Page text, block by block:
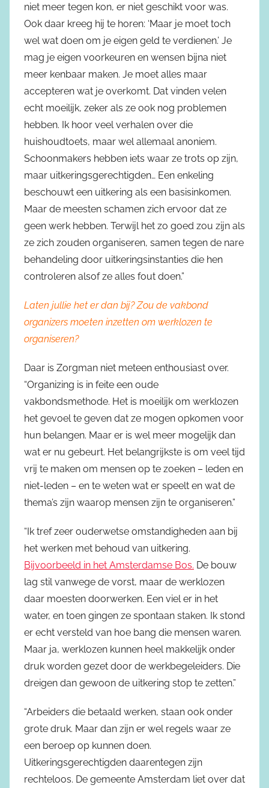
niet meer tegen kon, er niet geschikt voor was.
Ook daar kreeg hij te horen: ‘Maar je moet toch
wel wat doen om je eigen geld te verdienen.’ Je
mag je eigen voorkeuren en wensen bijna niet
meer kenbaar maken. Je moet alles maar
accepteren wat je overkomt. Dat vinden velen
echt moeilijk, zeker als ze ook nog problemen
hebben. Ik hoor veel verhalen over die
huishoudtoets, maar wel allemaal anoniem.
Schoonmakers hebben iets waar ze trots op zijn,
maar uitkeringsgerechtigden… Een enkeling
beschouwt een uitkering als een basisinkomen.
Maar de meesten schamen zich ervoor dat ze
geen werk hebben. Terwijl het zo goed zou zijn als
ze zich zouden organiseren, samen tegen de nare
behandeling door uitkeringsinstanties die hen
controleren alsof ze alles fout doen.”
Laten jullie het er dan bij? Zou de vakbond
organizers moeten inzetten om werklozen te
organiseren?
Daar is Zorgman niet meteen enthousiast over.
“Organizing is in feite een oude
vakbondsmethode. Het is moeilijk om werklozen
het gevoel te geven dat ze mogen opkomen voor
hun belangen. Maar er is wel meer mogelijk dan
wat er nu gebeurt. Het belangrijkste is om veel tijd
vrij te maken om mensen op te zoeken – leden en
niet-leden – en te weten wat er speelt en wat de
thema’s zijn waarop mensen zijn te organiseren.”
“Ik tref zeer ouderwetse omstandigheden aan bij
het werken met behoud van uitkering.
Bijvoorbeeld in het Amsterdamse Bos. De bouw
lag stil vanwege de vorst, maar de werklozen
daar moesten doorwerken. Een viel er in het
water, en toen gingen ze spontaan staken. Ik stond
er echt versteld van hoe bang die mensen waren.
Maar ja, werklozen kunnen heel makkelijk onder
druk worden gezet door de werkbegeleiders. Die
dreigen dan gewoon de uitkering stop te zetten.”
“Arbeiders die betaald werken, staan ook onder
grote druk. Maar dan zijn er wel regels waar ze
een beroep op kunnen doen.
Uitkeringsgerechtigden daarentegen zijn
rechteloos. De gemeente Amsterdam liet over dat